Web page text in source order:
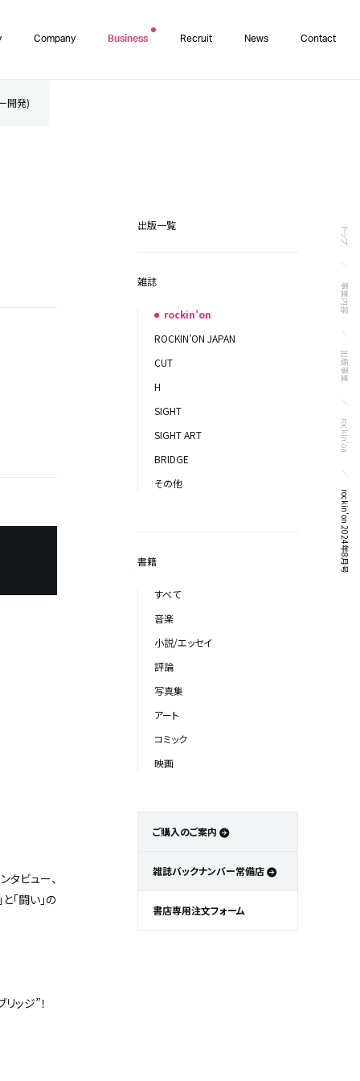
Company Business Recruit News Contact
トップ
事業内容
出版事業
rockin’on
rockin'on 2024年8月号
開発)
ビュー、
「闘い」の
ッジ”！
出版一覧
雑誌
rockin’on
ROCKIN’ON JAPAN
CUT
H
SIGHT
SIGHT ART
BRIDGE
その他
書籍
すべて
音楽
小説/エッセイ
評論
写真集
アート
コミック
映画
ご購入のご案内
雑誌バックナンバー常備店
書店専用注文フォーム